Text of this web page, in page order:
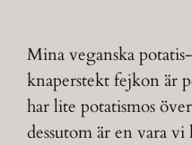
Mina veganska
knaperstekt fejkon är
har lite potatismos
dessutom är en vara